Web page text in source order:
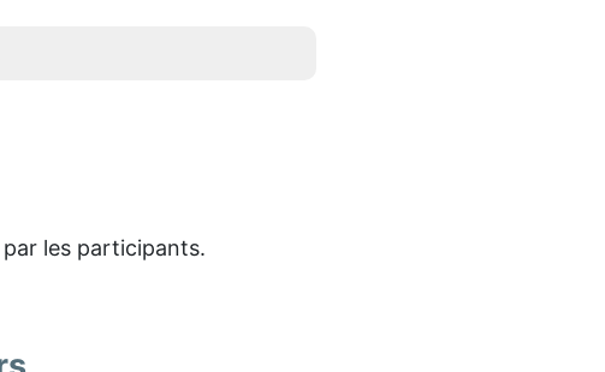
les participants.